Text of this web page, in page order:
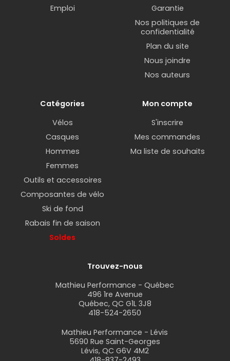
Emploi
Garantie
Nos politiques de
confidentialité
Plan du site
Nous joindre
Nos auteurs
Catégories
Vélos
Casques
Hommes
Femmes
Outils et accessoires
Composantes de vélo
Ski de fond
Rabais fin de saison
Soldes
Mon compte
S'inscrire
Mes commandes
Ma liste de souhaits
Trouvez-nous
Mathieu Performance - Québec
496 1re Avenue
Québec, QC G1L 3J8
418-524-2650
Mathieu Performance - Lévis
5690 Rue Saint-Georges
Lévis, QC G6V 4M2